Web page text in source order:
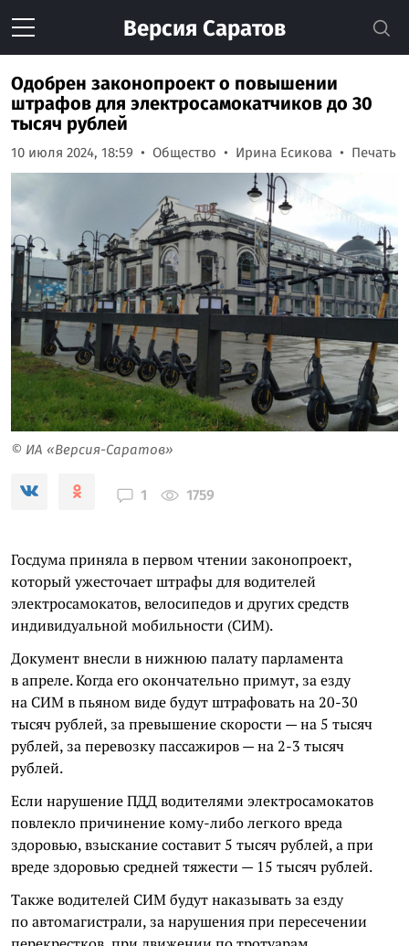
Версия Саратов
Одобрен законопроект о повышении
штрафов для электросамокатчиков до 30
тысяч рублей
10 июля 2024, 18:59 Общество Ирина Есикова Печать
© ИА «Версия-Саратов»
1 1759
Госдума приняла в первом чтении законопроект,
который ужесточает штрафы для водителей
электросамокатов, велосипедов и других средств
индивидуальной мобильности (СИМ).
Документ внесли в нижнюю палату парламента
в апреле. Когда его окончательно примут, за езду
на СИМ в пьяном виде будут штрафовать на 20-30
тысяч рублей, за превышение скорости — на 5 тысяч
рублей, за перевозку пассажиров — на 2-3 тысяч
рублей.
Если нарушение ПДД водителями электросамокатов
повлекло причинение кому-либо легкого вреда
здоровью, взыскание составит 5 тысяч рублей, а при
вреде здоровью средней тяжести — 15 тысяч рублей.
Также водителей СИМ будут наказывать за езду
по автомагистрали, за нарушения при пересечении